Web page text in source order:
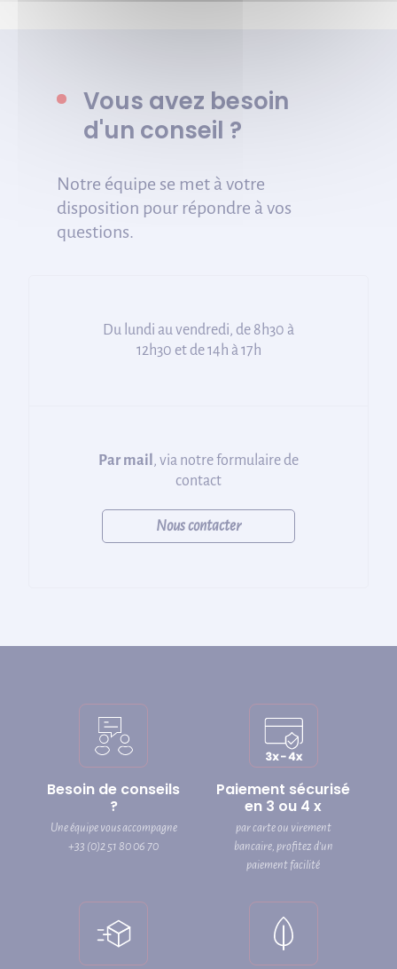
Vous avez besoin
d'un conseil ?
Notre équipe se met à votre
disposition pour répondre à vos
questions.
Du lundi au vendredi, de 8h30 à
12h30 et de 14h à 17h
Par mail , via notre formulaire de
contact
Nous contacter
Besoin de conseils
?
Une équipe vous accompagne
+33 (0)2 51 80 06 70
Paiement sécurisé
en 3 ou 4 x
par carte ou virement
bancaire, profitez d’un
paiement facilité